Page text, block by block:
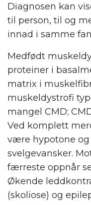
Diagnosen kan
til person, til og
innad i samme
Medfødt
proteiner i
matrix i
muskeldystrofi
mangel CMD;
Ved komplett
være hypotone og
svelgevansker.
færreste oppnår
Økende
(skoliose) og